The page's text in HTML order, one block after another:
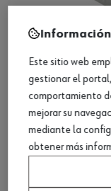
5701700003
FILTRO
Este sitio web
gestionar el
comportamiento
mejorar su
mediante la
obtener más